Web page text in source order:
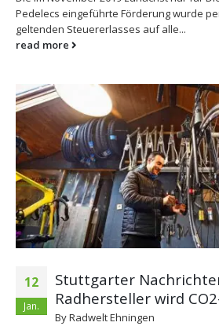
Pedelecs eingeführte Förderung wurde
geltenden Steuererlasses auf alle...
read more
12
Jan.
Stuttgarter
Radhersteller wird
ByRadwelt Ehningen